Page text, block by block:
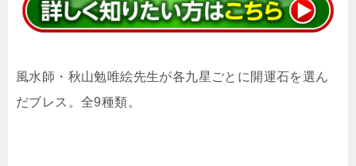
風水師・秋山勉唯絵先生が各九星ごとに開運石を選ん
だブレス。全9種類。